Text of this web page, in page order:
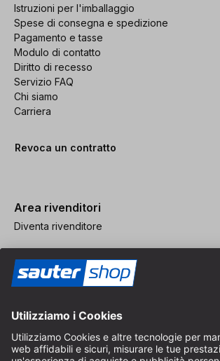
Istruzioni per l'imballaggio
Spese di consegna e spedizione
Pagamento e tasse
Modulo di contatto
Diritto di recesso
Servizio FAQ
Chi siamo
Carriera
Revoca un contratto
Area rivenditori
Diventa rivenditore
CGV